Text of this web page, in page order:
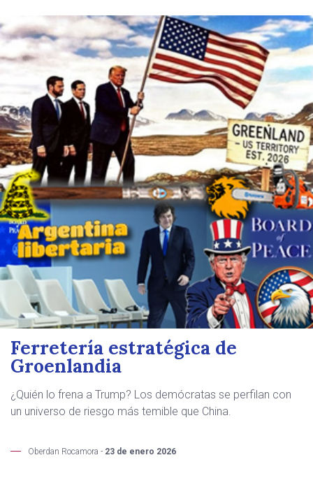
Ferretería estratégica de
Groenlandia
¿Quién lo frena a Trump? Los demócratas se perfilan con
un universo de riesgo más temible que China.
Oberdan Rocamora - 23 de enero 2026